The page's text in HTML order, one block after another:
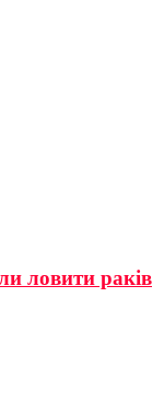
ловити раків